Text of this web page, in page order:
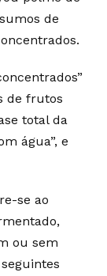
de
de frutos
total da
água”, e
se ao
ou sem